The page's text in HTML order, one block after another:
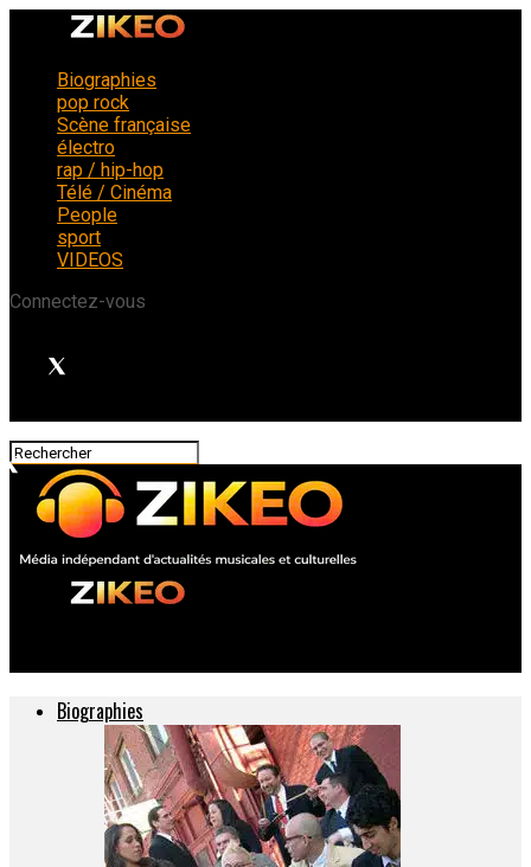
Biographies
pop rock
Scène française
électro
rap / hip-hop
Télé / Cinéma
People
sport
VIDEOS
Connectez-vous
Biographies